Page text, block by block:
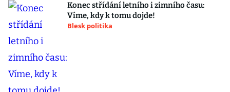
Konec střídání letního i zimního času:
Víme, kdy k tomu dojde!
Blesk politika